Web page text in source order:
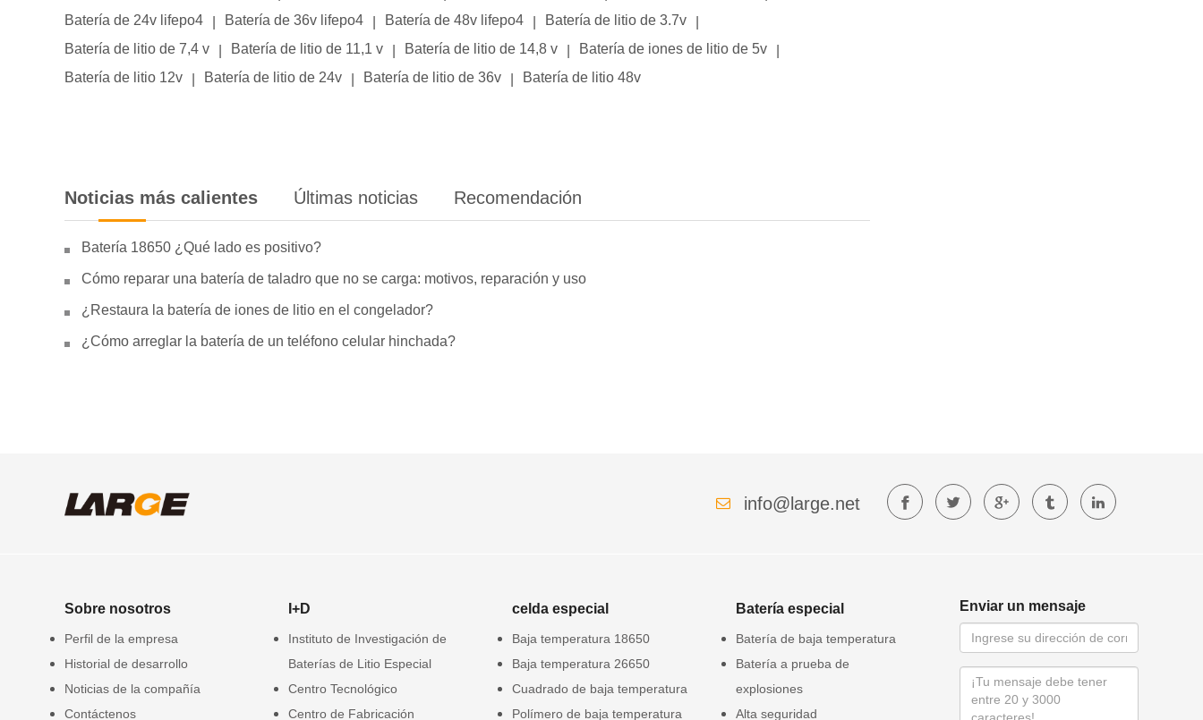
Batería de 24v lifepo4
Batería de 36v lifepo4 Batería de 48v lifepo4 Batería de litio de 3.7v
Batería de litio de 7,4 v
Batería de litio de 11,1 v Batería de litio de 14,8 v Batería de iones de litio de 5v
Batería de litio 12v
Batería de litio de 24v Batería de litio de 36v Batería de litio 48v
Noticias más calientes Últimas noticias Recomendación
Batería 18650 ¿Qué lado es positivo?
Cómo reparar una batería de taladro que no se carga: motivos, reparación y uso
¿Restaura la batería de iones de litio en el congelador?
¿Cómo arreglar la batería de un teléfono celular hinchada?
info@large.net
Sobre nosotros
Perfil de la empresa
Historial de desarrollo
Noticias de la compañía
Contáctenos
I+D
Instituto de Investigación de
Baterías de Litio Especial
Centro Tecnológico
Centro de Fabricación
celda especial
Baja temperatura 18650
Baja temperatura 26650
Cuadrado de baja temperatura
Polímero de baja temperatura
Batería especial
Batería de baja temperatura
Batería a prueba de
explosiones
Alta seguridad
Enviar un mensaje